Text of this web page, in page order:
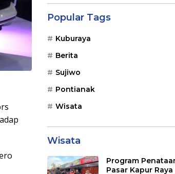
Popular Tags
Kuburaya
Berita
Sujiwo
Pontianak
Wisata
Wisata
Program
Pasar Kapur Raya